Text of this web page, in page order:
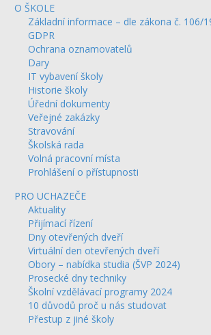
O ŠKOLE
Základní informace – dle zákona č. 106/
GDPR
Ochrana oznamovatelů
Dary
IT vybavení školy
Historie školy
Úřední dokumenty
Veřejné zakázky
Stravování
Školská rada
Volná pracovní místa
Prohlášení o přístupnosti
PRO UCHAZEČE
Aktuality
Přijímací řízení
Dny otevřených dveří
Virtuální den otevřených dveří
Obory – nabídka studia (ŠVP 2024)
Prosecké dny techniky
Školní vzdělávací programy 2024
10 důvodů proč u nás studovat
Přestup z jiné školy